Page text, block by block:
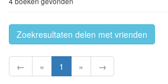
Zoekresultaten delen met vrienden
← « 1 » →